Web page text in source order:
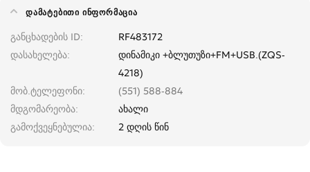
ᲓᲐᲛᲐᲢᲔᲑᲘᲗᲘ ᲘᲜᲤᲝᲠᲛᲐᲪᲘᲐ
განცხადების ID
RF483172
დასახელება
დინამიკი +ბლუთუზი+FM+USB.(ZQS-
4218)
მობ.ტელეფონი
(551) 588-884
მდგომარეობა
ახალი
გამოქვეყნებულია
2 დღის წინ